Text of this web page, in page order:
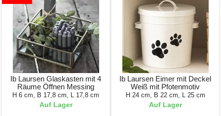
Ib Laursen Glaskasten mit 4
Räume Öffnen Messing
H 6 cm, B 17,8 cm, L 17,8 cm
Auf Lager
Ib Laursen Eimer mit Deckel
Weiß mit Pfotenmotiv
H 24 cm, B 22 cm, L 25 cm
Auf Lager